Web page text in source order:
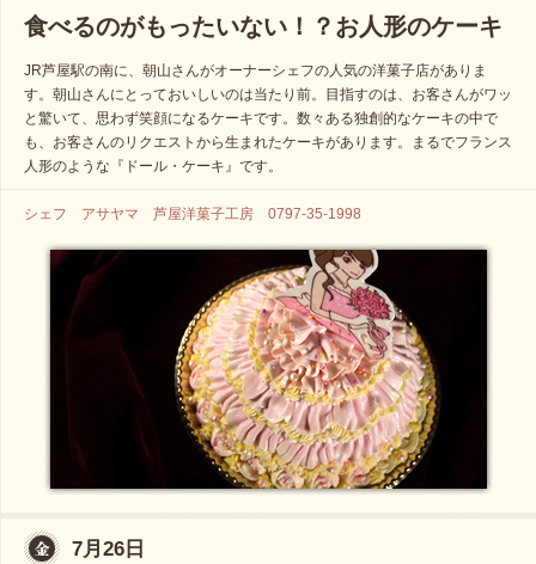
食べるのがもったいない！？お人形のケーキ
JR芦屋駅の南に、朝山さんがオーナーシェフの人気の洋菓子店がありま
す。朝山さんにとっておいしいのは当たり前。目指すのは、お客さんがワッ
と驚いて、思わず笑顔になるケーキです。数々ある独創的なケーキの中で
も、お客さんのリクエストから生まれたケーキがあります。まるでフランス
人形のような『ドール・ケーキ』です。
シェフ アサヤマ 芦屋洋菓子工房 0797-35-1998
7月26日